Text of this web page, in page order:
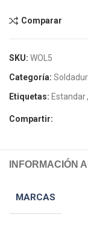
Comparar
SKU: WOL5
Categoría:
Etiquetas: Estandar,
Compartir:
INFORMACIÓN
MARCAS